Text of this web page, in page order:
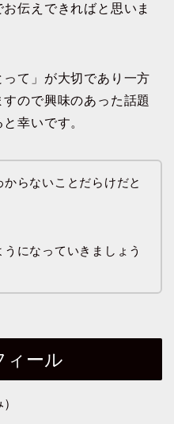
伝えできればと思いま
て」が大切であり一方
ので興味のあった話題
幸いです。
らないことだらけだと
になっていきましょう
ィール